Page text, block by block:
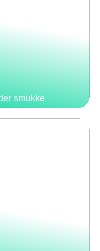
smukke